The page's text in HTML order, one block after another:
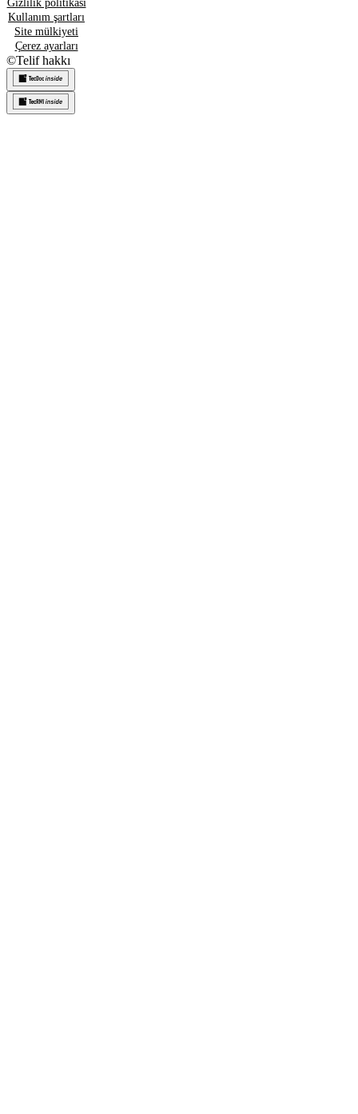
Gizlilik politikası
Kullanım şartları
Site mülkiyeti
Çerez ayarları
©Telif hakkı